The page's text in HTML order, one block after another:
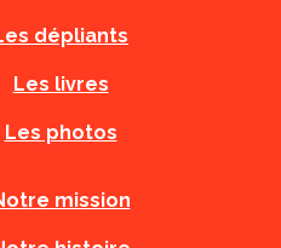
dépliants
Les livres
Les photos
mission